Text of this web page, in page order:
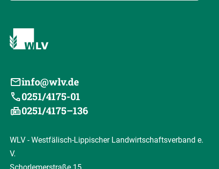
info@wlv.de
0251/4175-01
0251/4175–136
WLV - Westfälisch-Lippischer Landwirtschaftsverband e.
V.